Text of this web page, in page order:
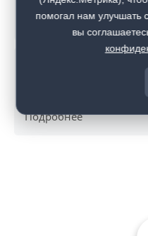
Подробнее
Подробнее
помогал нам улучшать
вы